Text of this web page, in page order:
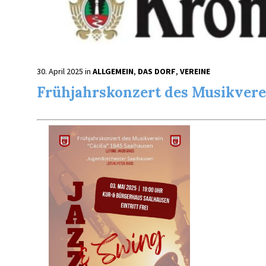
30. April 2025 in ALLGEMEIN, DAS DORF, VEREINE
Frühjahrskonzert des